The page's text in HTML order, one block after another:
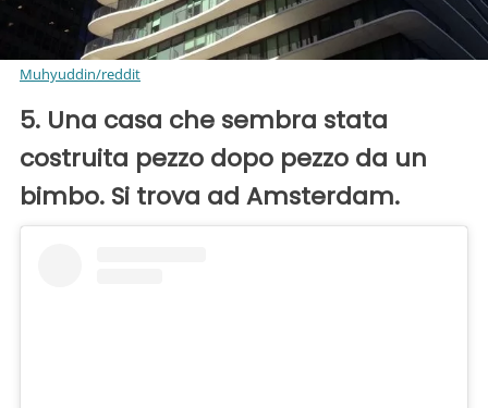
Muhyuddin/reddit
5. Una casa che sembra stata
costruita pezzo dopo pezzo da un
bimbo. Si trova ad Amsterdam.